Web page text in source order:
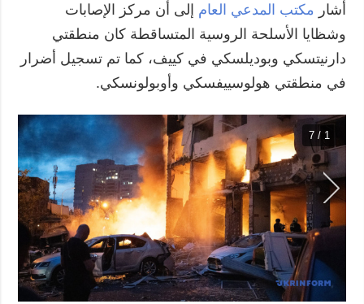
أشار مكتب المدعي العام إلى أن مركز الإصابات
وشظايا الأسلحة الروسية المتساقطة كان منطقتي
دارنيتسكي وبوديلسكي في كييف، كما تم تسجيل أضرار
في منطقتي هولوسييفسكي وأوبولونسكي.
1 / 7